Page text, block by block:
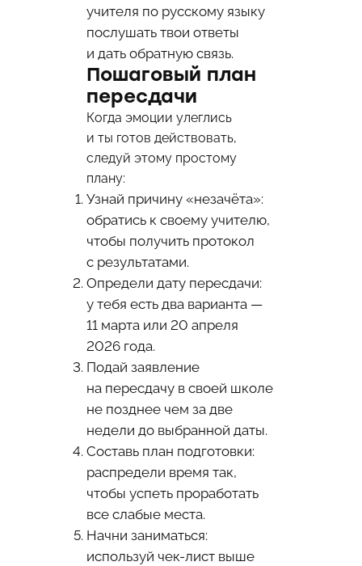
учителя по русскому языку
послушать твои ответы
и дать обратную связь.
Пошаговый план
пересдачи
Когда эмоции улеглись
и ты готов действовать,
следуй этому простому
плану:
Узнай причину «незачёта»:
обратись к своему учителю,
чтобы получить протокол
с результатами.
Определи дату пересдачи:
у тебя есть два варианта —
11 марта или 20 апреля
2026 года.
Подай заявление
на пересдачу в своей школе
не позднее чем за две
недели до выбранной даты.
Составь план подготовки:
распредели время так,
чтобы успеть проработать
все слабые места.
Начни заниматься:
используй чек-лист выше